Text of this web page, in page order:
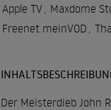
Apple TV, Maxdome
Freenet meinVOD ,
Der Meisterdieb John